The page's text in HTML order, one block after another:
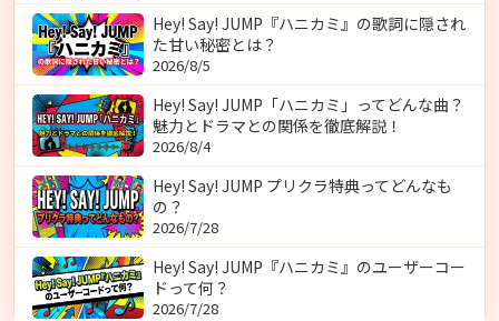
Hey! Say! JUMP『ハニカミ』の歌詞に隠され
た甘い秘密とは？
2026/8/5
Hey! Say! JUMP「ハニカミ」ってどんな曲？
魅力とドラマとの関係を徹底解説！
2026/8/4
Hey! Say! JUMP プリクラ特典ってどんなも
の？
2026/7/28
Hey! Say! JUMP『ハニカミ』のユーザーコー
ドって何？
2026/7/28